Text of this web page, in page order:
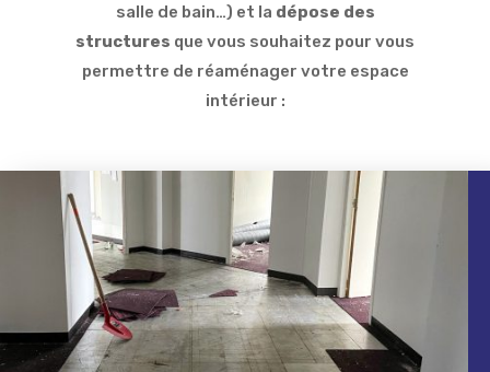
salle de bain…) et la dépose des
structures que vous souhaitez pour vous
permettre de réaménager votre espace
intérieur :